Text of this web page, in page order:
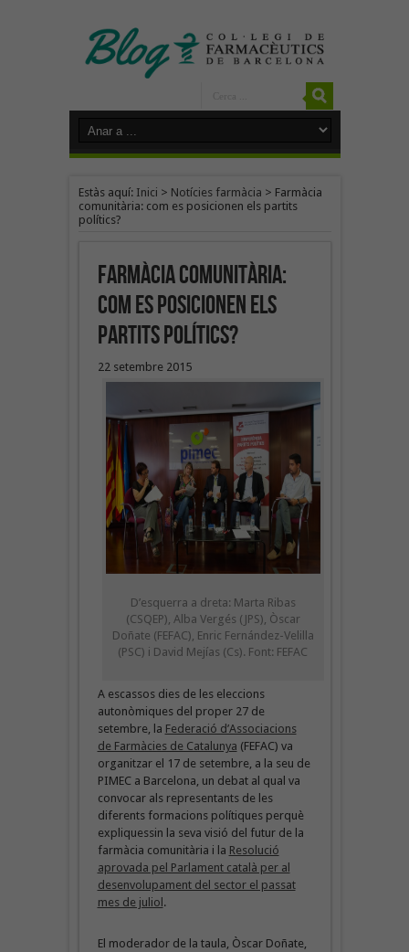
Estàs aquí: Inici > Notícies farmàcia > Farmàcia
comunitària: com es posicionen els partits
polítics?
Farmàcia comunitària:
com es posicionen els
partits polítics?
22 setembre 2015
D’esquerra a dreta: Marta Ribas
(CSQEP), Alba Vergés (JPS), Òscar
Doñate (FEFAC), Enric Fernández-Velilla
(PSC) i David Mejías (Cs). Font: FEFAC
A escassos dies de les eleccions
autonòmiques del proper 27 de
setembre, la Federació d’Associacions
de Farmàcies de Catalunya (FEFAC) va
organitzar el 17 de setembre, a la seu de
PIMEC a Barcelona, un debat al qual va
convocar als representants de les
diferents formacions polítiques perquè
expliquessin la seva visió del futur de la
farmàcia comunitària i la Resolució
aprovada pel Parlament català per al
desenvolupament del sector el passat
mes de juliol .
El moderador de la taula, Òscar Doñate,